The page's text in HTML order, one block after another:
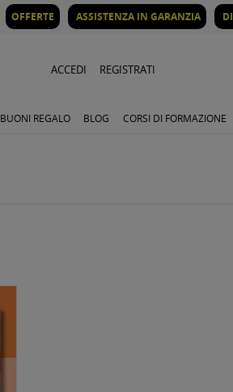
OFFERTE ASSISTENZA IN GARANZIA
ACCEDI REGISTRATI
BUONI REGALO BLOG CORSI DI FORMAZIONE